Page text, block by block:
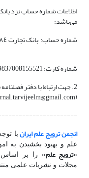
اطلاعات شماره حساب نزد
می‌باشد:
شماره حساب: بانک تجارت ٤٢٢٨٤٠٨٤
شماره کارت: 5859837008155521
2. جهت ارتباط با دفتر
(journal.tarvijeelm@gmail.com) اقدام نمایید.
انجمن ترویج علم ایران با
علم و بهبود بخشیدن به
«ترویج علم» را بر اساس
مجلات و نشریات علمی